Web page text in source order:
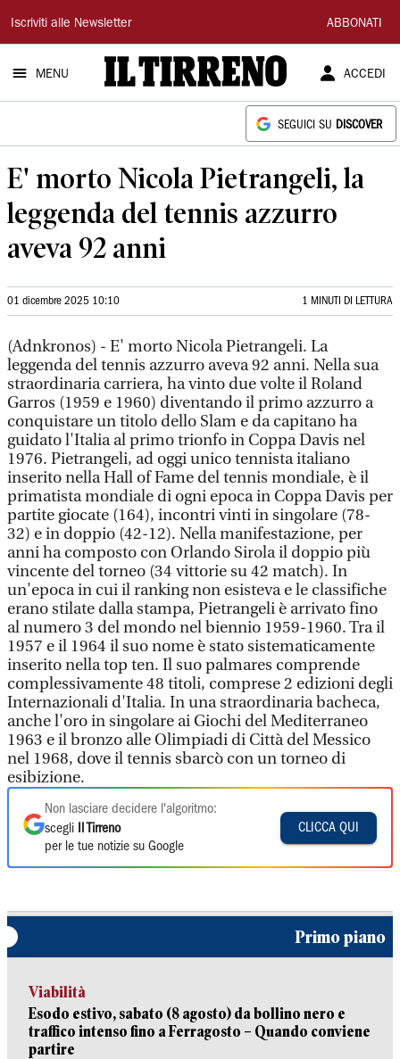
Il
Tirreno
Iscriviti alle Newsletter ABBONATI
MENU ACCEDI
SEGUICI SU DISCOVER
E' morto Nicola Pietrangeli, la
leggenda del tennis azzurro
aveva 92 anni
01 dicembre 2025 10:10 1 MINUTI DI LETTURA
(Adnkronos) - E' morto Nicola Pietrangeli. La
leggenda del tennis azzurro aveva 92 anni. Nella sua
straordinaria carriera, ha vinto due volte il Roland
Garros (1959 e 1960) diventando il primo azzurro a
conquistare un titolo dello Slam e da capitano ha
guidato l'Italia al primo trionfo in Coppa Davis nel
1976. Pietrangeli, ad oggi unico tennista italiano
inserito nella Hall of Fame del tennis mondiale, è il
primatista mondiale di ogni epoca in Coppa Davis per
partite giocate (164), incontri vinti in singolare (78-
32) e in doppio (42-12). Nella manifestazione, per
anni ha composto con Orlando Sirola il doppio più
vincente del torneo (34 vittorie su 42 match). In
un'epoca in cui il ranking non esisteva e le classifiche
erano stilate dalla stampa, Pietrangeli è arrivato fino
al numero 3 del mondo nel biennio 1959-1960. Tra il
1957 e il 1964 il suo nome è stato sistematicamente
inserito nella top ten. Il suo palmares comprende
complessivamente 48 titoli, comprese 2 edizioni degli
Internazionali d'Italia. In una straordinaria bacheca,
anche l'oro in singolare ai Giochi del Mediterraneo
1963 e il bronzo alle Olimpiadi di Città del Messico
nel 1968, dove il tennis sbarcò con un torneo di
esibizione.
Non lasciare decidere l'algoritmo:
scegli
Il Tirreno
per le tue notizie su Google
CLICCA QUI
Primo piano
Viabilità
Esodo estivo, sabato (8 agosto) da bollino nero e
traffico intenso fino a Ferragosto – Quando conviene
partire